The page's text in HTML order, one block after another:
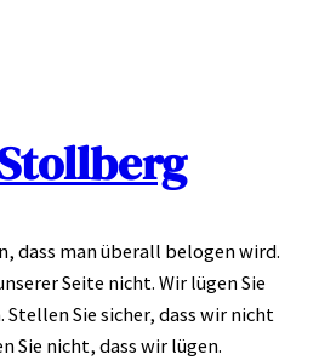
dass man überall belogen wird.
Seite nicht. Wir lügen Sie
Sie sicher, dass wir nicht
Sie nicht, dass wir lügen.